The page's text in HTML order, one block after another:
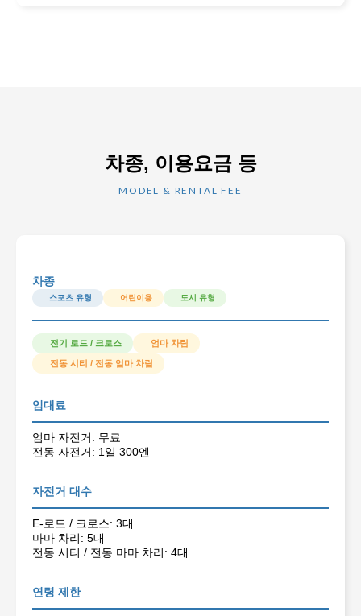
차종, 이용요금 등
MODEL & RENTAL FEE
차종
스포츠 유형 어린이용 도시 유형
전기 로드 / 크로스 엄마 차림
전동 시티 / 전동 엄마 차림
임대료
엄마 자전거: 무료
전동 자전거: 1일 300엔
자전거 대수
E-로드 / 크로스: 3대
마마 차리: 5대
전동 시티 / 전동 마마 차리: 4대
연령 제한